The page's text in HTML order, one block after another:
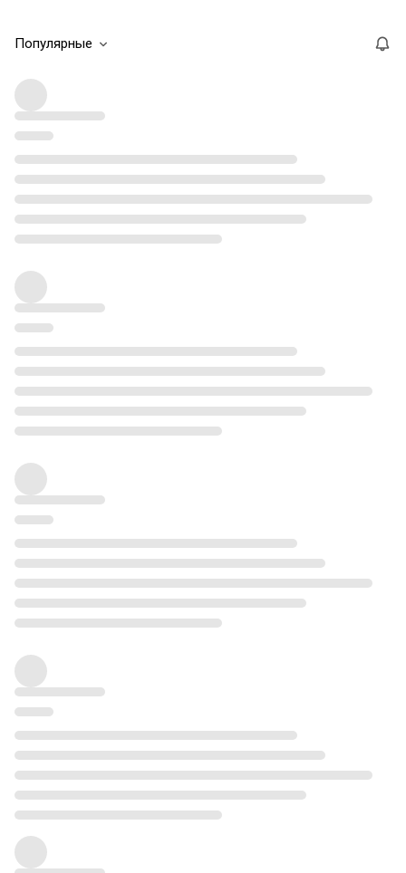
Популярные